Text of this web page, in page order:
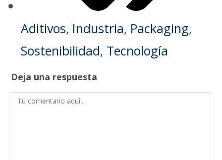
Aditivos, Industria, Packaging,
Sostenibilidad, Tecnología
Deja una respuesta